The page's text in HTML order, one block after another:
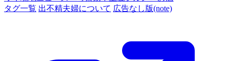
タグ一覧 出不精夫婦について 広告なし版(note)